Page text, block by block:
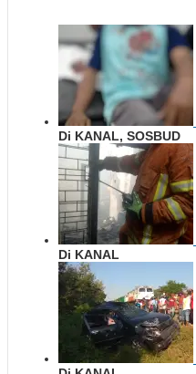
Di KANAL, SOSBUD
Di KANAL